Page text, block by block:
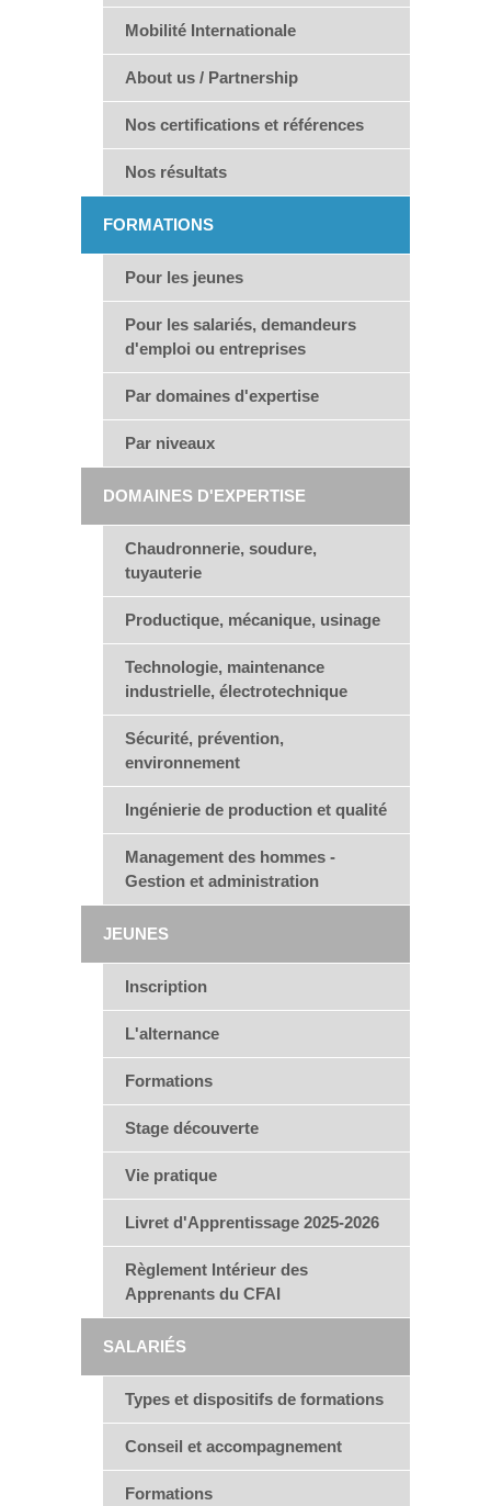
Mobilité Internationale
About us / Partnership
Nos certifications et références
Nos résultats
FORMATIONS
Pour les jeunes
Pour les salariés, demandeurs
d'emploi ou entreprises
Par domaines d'expertise
Par niveaux
DOMAINES D'EXPERTISE
Chaudronnerie, soudure,
tuyauterie
Productique, mécanique, usinage
Technologie, maintenance
industrielle, électrotechnique
Sécurité, prévention,
environnement
Ingénierie de production et qualité
Management des hommes -
Gestion et administration
JEUNES
Inscription
L'alternance
Formations
Stage découverte
Vie pratique
Livret d'Apprentissage 2025-2026
Règlement Intérieur des
Apprenants du CFAI
SALARIÉS
Types et dispositifs de formations
Conseil et accompagnement
Formations